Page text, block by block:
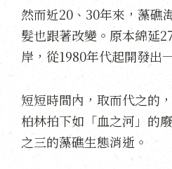
然而近20、30年來，藻礁
髮也跟著改變。原本綿延
岸，從1980年代起開發出
短短時間內，取而代之的
柏林拍下如「血之河」的
之三的藻礁生態消逝。